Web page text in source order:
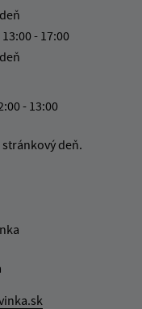
13:00 - 17:00
- 13:00
deň.